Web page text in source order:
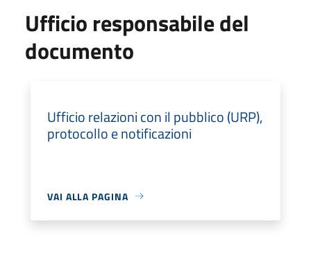
Ufficio responsabile del
documento
Ufficio relazioni con il pubblico (URP),
protocollo e notificazioni
VAI ALLA PAGINA